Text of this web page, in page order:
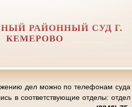
РАЙОННЫЙ СУД Г.
КЕМЕРОВО
дел можно по телефонам суда
в соответствующие отделы: отдел